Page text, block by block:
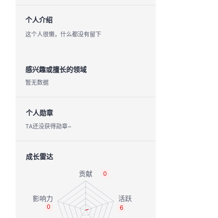
个人介绍
这个人很懒，什么都没有留下
感兴趣或擅长的领域
暂无数据
个人勋章
TA还没获得勋章~
成长雷达
0
6
0